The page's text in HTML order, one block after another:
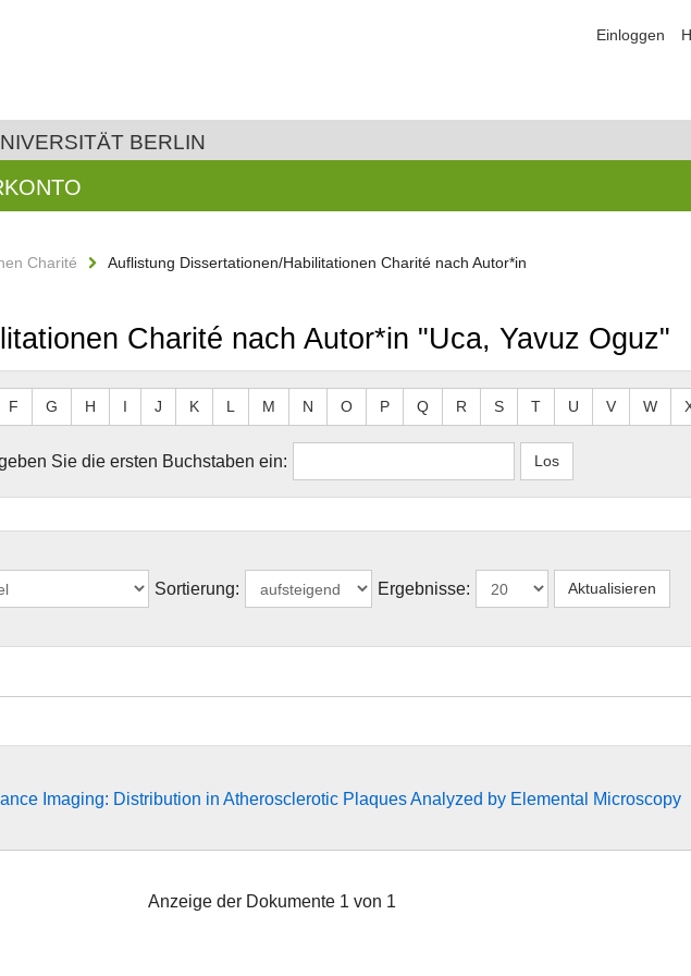
Einloggen
BERLIN
Charité Auflistung Dissertationen/Habilitationen Charité nach Autor*in
Charité nach Autor*in "Uca, Yavuz Oguz"
F G H I J K L M N O P Q R S T U V W
Sie die ersten Buchstaben ein:
Sortierung: Ergebnisse:
Imaging: Distribution in Atherosclerotic Plaques Analyzed by Elemental Microscopy
Anzeige der Dokumente 1 von 1